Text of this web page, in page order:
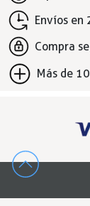
Envíos en
Compra
Más de